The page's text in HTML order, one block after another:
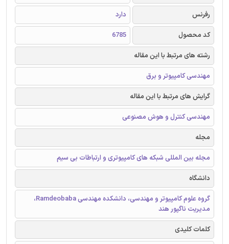
رفرنس
دارد
کد محصول
6785
رشته های مرتبط با این مقاله
مهندسی کامپیوتر و برق
گرایش های مرتبط با این مقاله
مهندسی کنترل و هوش مصنوعی
مجله
مجله بین المللی شبکه های کامپیوتری و ارتباطات بی سیم
دانشگاه
گروه علوم کامپیوتر و مهندسی، دانشکده مهندسی Ramdeobaba،
مدیریت ناگپور هند
کلمات کلیدی